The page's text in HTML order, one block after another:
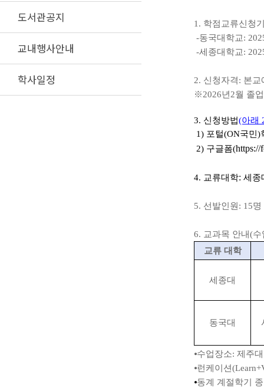
도서관공지
교내행사안내
학사일정
1. 학점교류신청
-동국대학교:
-세종대학교:
2. 신청자격: 본
※2026년2월 졸
3. 신청방법(아래
1) 포털(ON국민)
2) 구글폼(https://
4. 교류대학: 세종
5. 선발인원: 15명
6. 교과목 안내(
교류 대학
세종대
동국대
⦁수업장소: 제주
⦁런케이션
⦁동계 계절학기